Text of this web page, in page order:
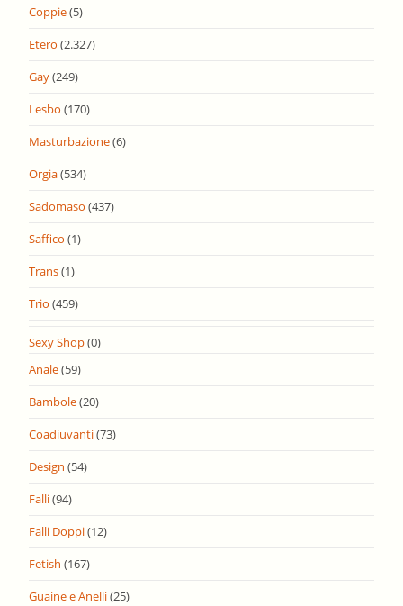
Coppie(5)
Etero (2.327)
Gay(249)
Lesbo (170)
Masturbazione(6)
Orgia(534)
Sadomaso (437)
Saffico (1)
Trans(1)
Trio (459)
Sexy Shop(0)
Anale(59)
Bambole(20)
Coadiuvanti(73)
Design (54)
Falli(94)
Falli Doppi(12)
Fetish (167)
Guaine e Anelli(25)